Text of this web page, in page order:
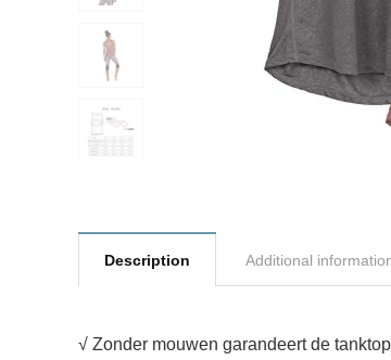
Description Additional
√ Zonder mouwen garandeert de